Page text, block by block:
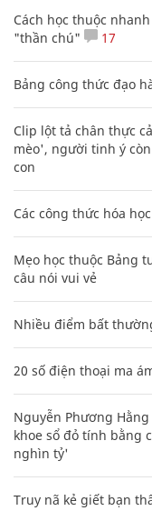
Cách học thuộc
"thần chú"
17
Bảng công thức đạo
Clip lột tả chân thực
mèo', người tinh ý
con
Các công thức hóa
Mẹo học thuộc Bảng
câu nói vui vẻ
Nhiều điểm bất
20 số điện thoại ma
Nguyễn Phương
khoe sổ đỏ tính bằng
nghìn tỷ'
Truy nã kẻ giết bạn